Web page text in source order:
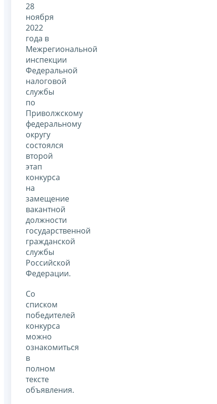
28
ноября
2022
года в
Межрегиональной
инспекции
Федеральной
налоговой
службы
по
Приволжскому
федеральному
округу
состоялся
второй
этап
конкурса
на
замещение
вакантной
должности
государственной
гражданской
службы
Российской
Федерации.
Со
списком
победителей
конкурса
можно
ознакомиться
в
полном
тексте
объявления.